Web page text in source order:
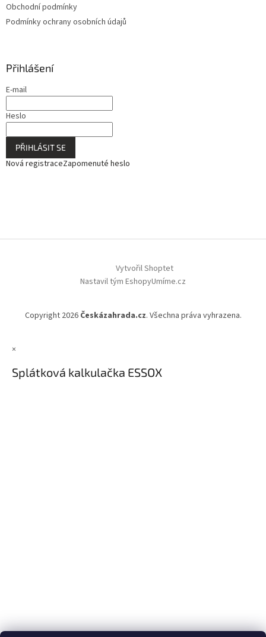
Obchodní podmínky
Podmínky ochrany osobních údajů
Přihlášení
E-mail
Heslo
PŘIHLÁSIT SE
Nová registraceZapomenuté heslo
Vytvořil Shoptet
Nastavil tým EshopyUmíme.cz
Copyright 2026 Českázahrada.cz. Všechna práva vyhrazena.
×
Splátková kalkulačka ESSOX